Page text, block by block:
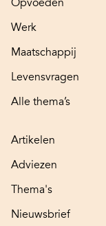
Werk
Maatschappij
Levensvragen
Alle thema’s
Artikelen
Adviezen
Thema's
Nieuwsbrief